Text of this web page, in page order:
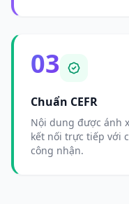
03
Chuẩn CEFR
Nội dung được ánh
kết nối trực tiếp với
công nhận.